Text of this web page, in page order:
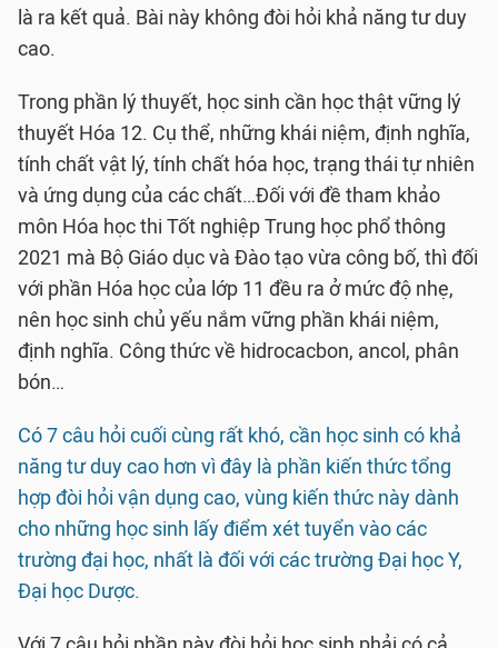
là ra kết quả. Bài này không đòi hỏi khả năng tư duy
cao.
Trong phần lý thuyết, học sinh cần học thật vững lý
thuyết Hóa 12. Cụ thể, những khái niệm, định nghĩa,
tính chất vật lý, tính chất hóa học, trạng thái tự nhiên
và ứng dụng của các chất…Đối với đề tham khảo
môn Hóa học thi Tốt nghiệp Trung học phổ thông
2021 mà Bộ Giáo dục và Đào tạo vừa công bố, thì đối
với phần Hóa học của lớp 11 đều ra ở mức độ nhẹ,
nên học sinh chủ yếu nắm vững phần khái niệm,
định nghĩa. Công thức về hidrocacbon, ancol, phân
bón…
Có 7 câu hỏi cuối cùng rất khó, cần học sinh có khả
năng tư duy cao hơn vì đây là phần kiến thức tổng
hợp đòi hỏi vận dụng cao, vùng kiến thức này dành
cho những học sinh lấy điểm xét tuyển vào các
trường đại học, nhất là đối với các trường Đại học Y,
Đại học Dược.